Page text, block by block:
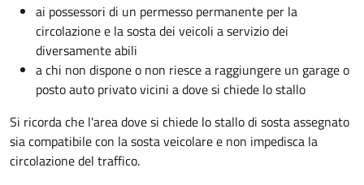
ai possessori di un permesso permanente per la
circolazione e la sosta dei veicoli a servizio dei
diversamente abili
a chi non dispone o non riesce a raggiungere un garage o
posto auto privato vicini a dove si chiede lo stallo
Si ricorda che l'area dove si chiede lo stallo di sosta assegnato
sia compatibile con la sosta veicolare e non impedisca la
circolazione del traffico.